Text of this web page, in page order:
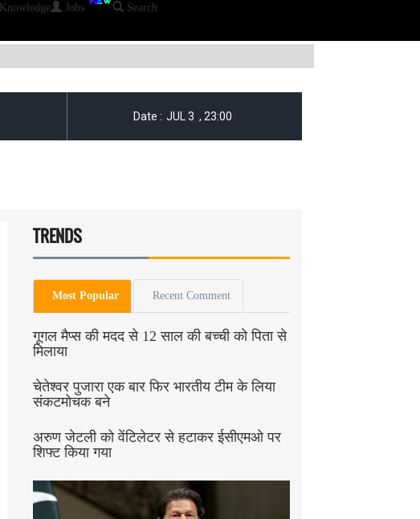
Knowledge Jobs Search
TRENDS
Most Popular Recent Comment
गूगल मैप्स की मदद से 12 साल की बच्ची को पिता से
मिलाया
चेतेश्वर पुजारा एक बार फिर भारतीय टीम के लिया
संकटमोचक बने
अरुण जेटली को वेंटिलेटर से हटाकर ईसीएमओ पर
शिफ्ट किया गया